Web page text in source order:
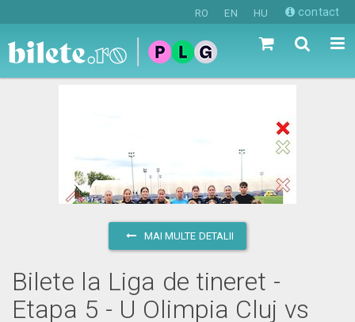
RO EN HU contact
MAI MULTE DETALII
Bilete la Liga de tineret -
Etapa 5 - U Olimpia Cluj vs